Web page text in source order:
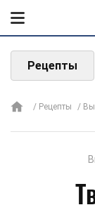
Рецепты
Рецепты